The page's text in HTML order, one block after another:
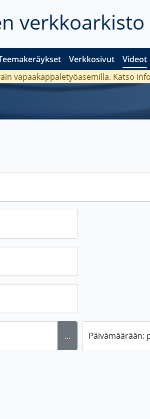
Verkkosivut Videot
vapaakappaletyöasemilla. Katso
... Päivämäärään: